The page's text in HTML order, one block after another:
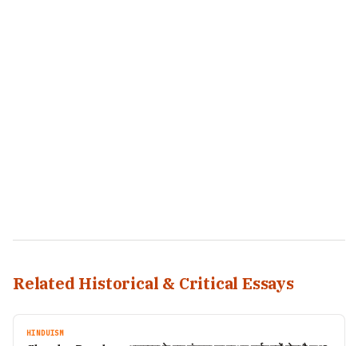
Related Historical & Critical Essays
HINDUISM